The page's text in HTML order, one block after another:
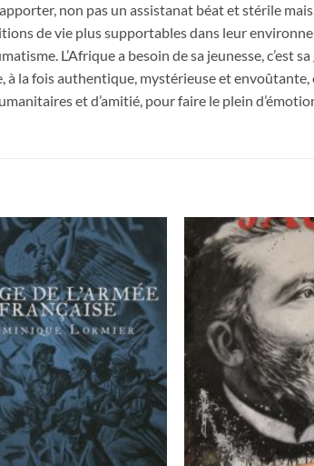
non pas un assistanat béat et stérile
de vie plus supportables dans leur
L’Afrique a besoin de sa jeunesse, c’est
à la fois authentique, mystérieuse et
et d’amitié, pour faire le plein